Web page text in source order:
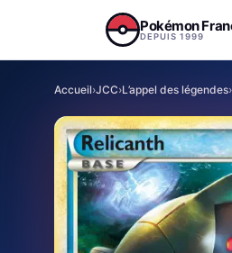
Pokémon
DEPUIS 1999
Accueil›JCC›L’appel des légendes›